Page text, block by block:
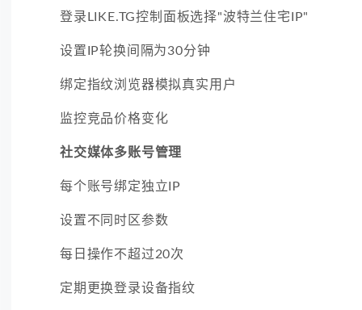
登录LIKE.TG控制面板选择"波特兰住宅IP"
设置IP轮换间隔为30分钟
绑定指纹浏览器模拟真实用户
监控竞品价格变化
社交媒体多账号管理
每个账号绑定独立IP
设置不同时区参数
每日操作不超过20次
定期更换登录设备指纹